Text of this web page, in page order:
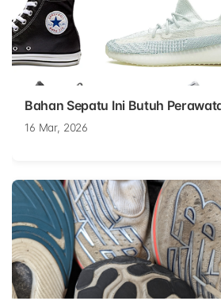
Bahan Sepatu Ini Butuh
16 Mar, 2026